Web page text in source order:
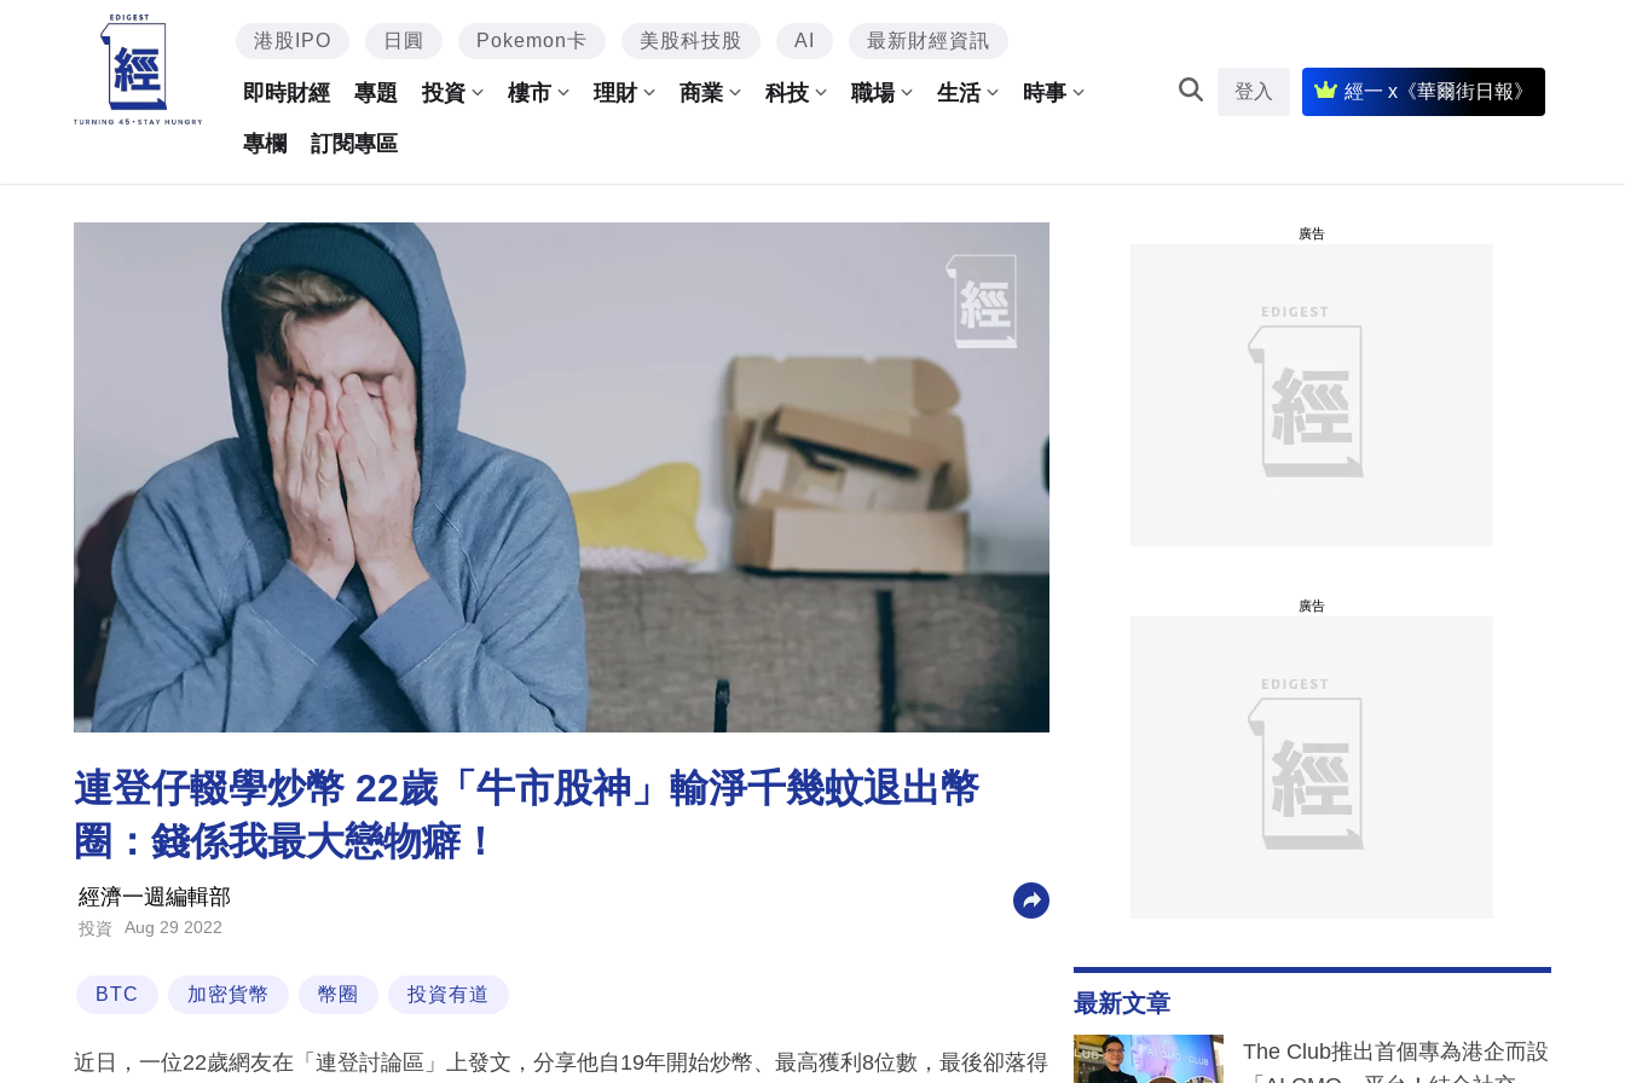
港股IPO 日圓 Pokemon卡 美股科技股 AI 最新財經資訊
即時財經 專題 投資 樓市 理財 商業 科技 職場 生活 時事
專欄 訂閱專區
登入 經一 x《華爾街日報》
連登仔輟學炒幣 22歲「牛市股神」輸淨千幾蚊退出幣
圈：錢係我最大戀物癖！
經濟一週編輯部
投資 Aug 29 2022
BTC 加密貨幣 幣圈 投資有道
近日，一位22歲網友在「連登討論區」上發文，分享他自19年開始炒幣、最高獲利8位數，最後卻落得
廣告
廣告
最新文章
The Club推出首個專為港企而設